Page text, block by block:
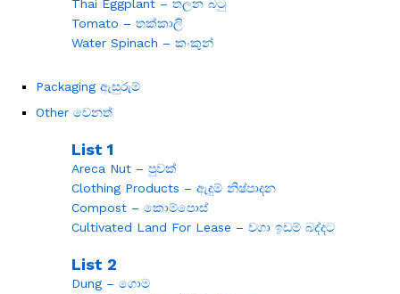
Thai Eggplant – තලන බටු
Tomato – තක්කාලි
Water Spinach – කංකුන්
Packaging ඇසුරුම්
Other වෙනත්
List 1
Areca Nut – පුවක්
Clothing Products – ඇදුම් නිෂ්පාදන
Compost – කොම්පොස්
Cultivated Land For Lease – වගා ඉඩම් බද්දට
List 2
Dung – ගොම